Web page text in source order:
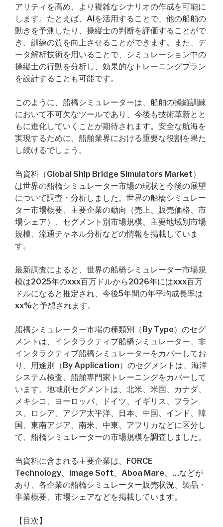
アリティを高め、より複雑なシナリオの作成を可能に
します。たとえば、AIを活用することで、他の船舶の
動きを予測したり、操縦士の判断を評価することがで
き、訓練の質を向上させることができます。また、デ
ータ解析技術を用いることで、シミュレーション中の
操縦士の行動を分析し、効果的なトレーニングプラン
を設計することも可能です。
このように、船橋シミュレーターは、船舶の操縦訓練
において不可欠なツールであり、今後も技術革新とと
もに進化していくことが期待されます。安全な航海を
実現するために、船舶業界における重要な役割を果た
し続けるでしょう。
当資料（Global Ship Bridge Simulators Market）
は世界の船橋シミュレーター市場の現状と今後の展望
について調査・分析しました。世界の船橋シミュレー
ター市場概要、主要企業の動向（売上、販売価格、市
場シェア）、セグメント別市場規模、主要地域別市場
規模、流通チャネル分析などの情報を掲載していま
す。
最新調査によると、世界の船橋シミュレーター市場規
模は2025年のxxx百万ドルから2026年にはxxx百万
ドルになると推定され、今後5年間の年平均成長率は
xx%と予想されます。
船橋シミュレーター市場の種類別（By Type）のセグ
メントは、インタラクティブ船橋シミュレーター、非
インタラクティブ船橋シミュレーターをカバーしてお
り、用途別（By Application）のセグメントは、海洋
システム検査、船舶専門家トレーニングをカバーして
います。地域別セグメントは、北米、米国、カナダ、
メキシコ、ヨーロッパ、ドイツ、イギリス、フラン
ス、ロシア、アジア太平洋、日本、中国、インド、韓
国、東南アジア、南米、中東、アフリカなどに区分し
て、船橋シミュレーターの市場規模を調査しました。
当資料に含まれる主要企業は、FORCE
Technology、Image Soft、Aboa Mare、…などが
あり、各企業の船橋シミュレーター販売状況、製品・
事業概要、市場シェアなどを掲載しています。
【目次】